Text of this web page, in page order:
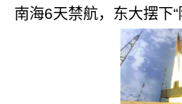
南海6天禁航，东大摆下“